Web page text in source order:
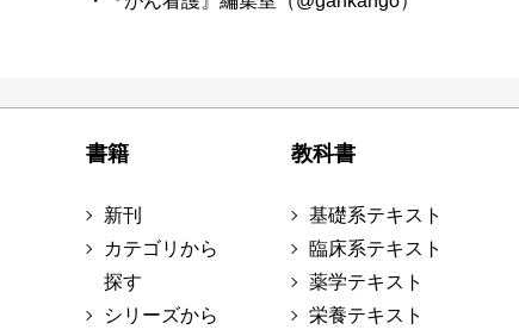
書籍
新刊
カテゴリから
探す
シリーズから
教科書
基礎系テキスト
臨床系テキスト
薬学テキスト
栄養テキスト